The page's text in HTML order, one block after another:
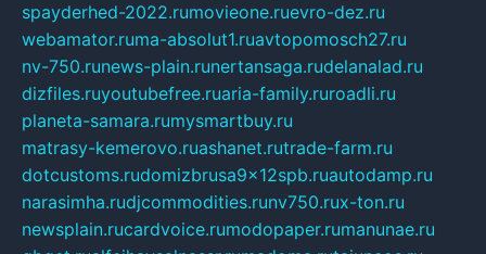
spayderhed-2022.rumovieone.ruevro-dez.ru
webamator.ruma-absolut1.ruavtopomosch27.ru
nv-750.runews-plain.runertansaga.rudelanalad.ru
dizfiles.ruyoutubefree.ruaria-family.ruroadli.ru
planeta-samara.rumysmartbuy.ru
matrasy-kemerovo.ruashanet.rutrade-farm.ru
dotcustoms.rudomizbrusa9x12spb.ruautodamp.ru
narasimha.rudjcommodities.runv750.rux-ton.ru
newsplain.rucardvoice.rumodopaper.rumanunae.ru